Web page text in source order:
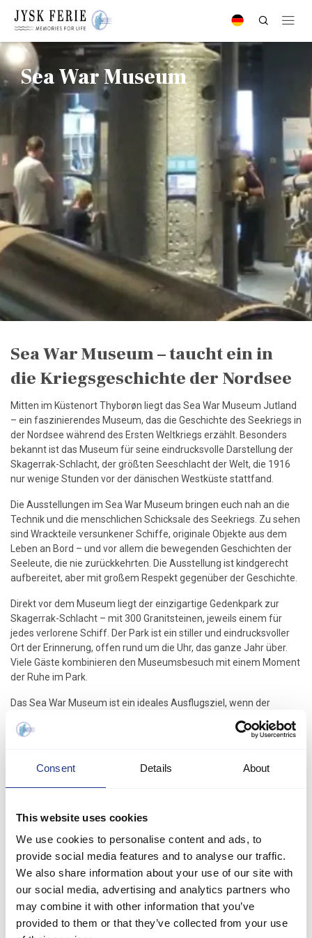
Consent Details About
This website uses cookies
We use cookies to personalise content and ads, to
provide social media features and to analyse our traffic.
We also share information about your use of our site with
our social media, advertising and analytics partners who
may combine it with other information that you’ve
provided to them or that they’ve collected from your use
Sea War Museum
Sea War Museum – taucht ein in
die Kriegsgeschichte der Nordsee
Mitten im Küstenort Thyborøn liegt das Sea War Museum Jutland
– ein faszinierendes Museum, das die Geschichte des Seekriegs in
der Nordsee während des Ersten Weltkriegs erzählt. Besonders
bekannt ist das Museum für seine eindrucksvolle Darstellung der
Skagerrak-Schlacht, der größten Seeschlacht der Welt, die 1916
nur wenige Stunden vor der dänischen Westküste stattfand.
Die Ausstellungen im Sea War Museum bringen euch nah an die
Technik und die menschlichen Schicksale des Seekriegs. Zu sehen
sind Wrackteile versunkener Schiffe, originale Objekte aus dem
Leben an Bord – und vor allem die bewegenden Geschichten der
Seeleute, die nie zurückkehrten. Die Ausstellung ist kindgerecht
aufbereitet, aber mit großem Respekt gegenüber der Geschichte.
Direkt vor dem Museum liegt der einzigartige Gedenkpark zur
Skagerrak-Schlacht – mit 300 Granitsteinen, jeweils einem für
jedes verlorene Schiff. Der Park ist ein stiller und eindrucksvoller
Ort der Erinnerung, offen rund um die Uhr, das ganze Jahr über.
Viele Gäste kombinieren den Museumsbesuch mit einem Moment
der Ruhe im Park.
Das Sea War Museum ist ein ideales Ausflugsziel, wenn der
modern gestaltet, leicht zugänglich und eignet sich für Paare,